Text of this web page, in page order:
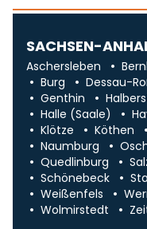
SACHSEN-
Aschersleben
Burg
Dessau-
Genthin
Halle (Saale)
Klötze
Köthen
Naumburg
Quedlinburg
Schönebeck
Weißenfels
Wolmirstedt